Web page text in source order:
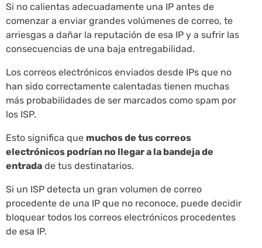
Si no calientas adecuadamente una IP antes de
comenzar a enviar grandes volúmenes de correo, te
arriesgas a dañar la reputación de esa IP y a sufrir las
consecuencias de una baja entregabilidad.
Los correos electrónicos enviados desde IPs que no
han sido correctamente calentadas tienen muchas
más probabilidades de ser marcados como spam por
los ISP.
Esto significa que muchos de tus correos
electrónicos podrían no llegar a la bandeja de
entrada de tus destinatarios.
Si un ISP detecta un gran volumen de correo
procedente de una IP que no reconoce, puede decidir
bloquear todos los correos electrónicos procedentes
de esa IP.